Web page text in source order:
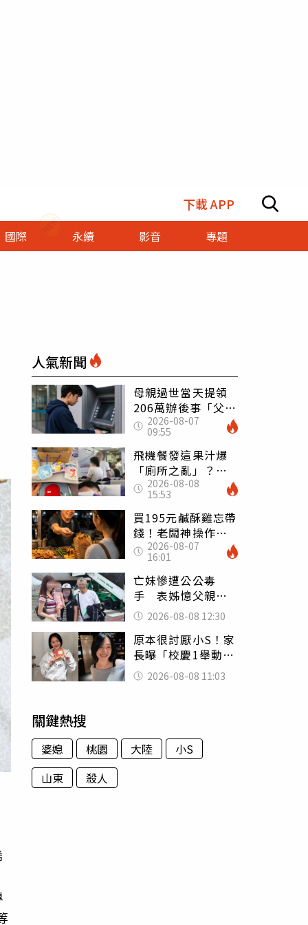
下載 APP
國際 永續 影音 專題
人氣新聞
母親過世當天提領
206萬辦後事「父子
遭判刑」 律師：
搶錢先下手是罪
2026-08-07
09:55
飛機餐發這果汁爆
「廁所之亂」？乘
客崩潰：差點丟大
臉 醫揭3類人別亂
喝
2026-08-08
15:53
買195元鹹酥雞忘帶
錢！老闆神操作
「倒找5元」 全網
看哭：這就是台灣
2026-08-07
16:01
亡妹慘遭公公毒
手 表姊憶父親節
前夕：小舅舅仍到
殯儀館陪她說話
2026-08-08 12:30
原本很討厭小S！家
長曝「校慶1舉動」
讓她徹底改觀 網
友洗版認證
2026-08-08 11:03
關鍵熱搜
婆媳 桃園 大陸
小S
山東
殺人